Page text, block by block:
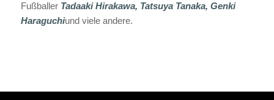
Fußballer Tadaaki Hirakawa, Tatsuya Tanaka, Genki
Haraguchiund viele andere.